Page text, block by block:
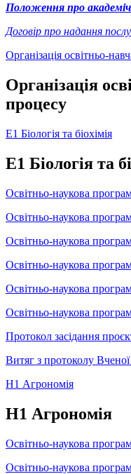
Положення про
Договір про надання
Організація освітньо-
Організація
процесу
Е1 Біологія та біохімія
Е1 Біологія та
Освітньо-наукова
Освітньо-наукова
Освітньо-наукова
Освітньо-наукова
Освітньо-наукова
Освітньо-наукова
Протокол засідання
Витяг з протоколу
Н1 Агрономія
Н1 Агрономія
Освітньо-наукова
Освітньо-наукова